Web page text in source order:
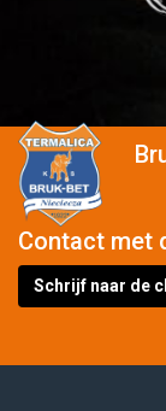
Contact met
Schrijf naar de